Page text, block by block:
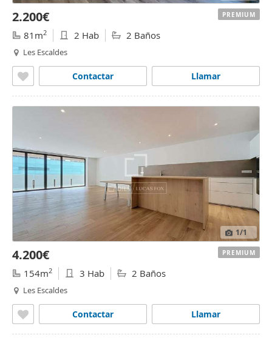
2.200€
81m2 2 Hab 2 Baños
Les Escaldes
Llamar
Contactar
PREMIUM
1/1
4.200€
154m2 3 Hab 2 Baños
Les Escaldes
Llamar
Contactar
PREMIUM